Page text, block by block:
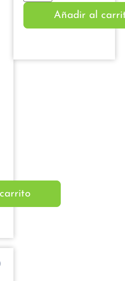
Añadir al